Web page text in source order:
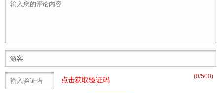
(0/500)
点击获取验证码